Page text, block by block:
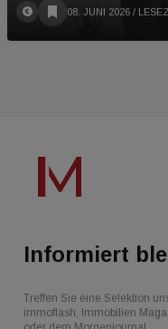
08. JUNI 2026 /
Informiert
Treffen Sie eine Selektion
immoflash, Immobilien